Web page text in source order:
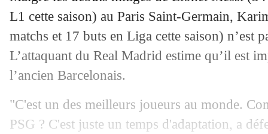
L1 cette saison) au Paris Saint-Germain,
matchs et 17 buts en Liga cette saison) n’est
L’attaquant du Real Madrid estime qu’il est
l’ancien Barcelonais.
"C'est un des meilleurs joueurs au monde.
PSG ? C'est juste un temps d'adaptation, a
23/01 Barça: Dembélé ne s'est pas présenté
23/01 L1 : Montpellier-Monaco, les compos
23/01 Metz: la frustration de Tchimbembé
Nice : un match maîtrisé pour Todibo